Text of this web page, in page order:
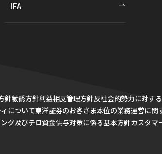
IFA
針勧誘方針利益相反管理方針反社会的勢力に対す
について東洋証券のお客さま本位の業務運営に関
グ及びテロ資金供与対策に係る基本方針カスタマ